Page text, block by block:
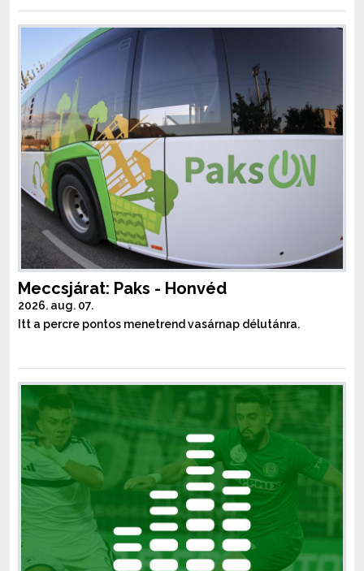
Meccsjárat: Paks - Honvéd
2026. aug. 07.
Itt a percre pontos menetrend vasárnap délutánra.